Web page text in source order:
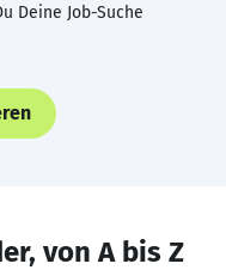
Deine Job-Suche
von A bis Z